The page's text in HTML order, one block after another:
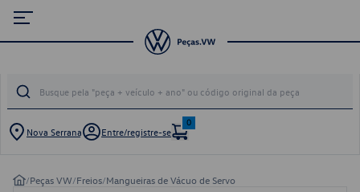
Nova Serrana Entre/registre-se
0
/Peças VW/Freios/Mangueiras de Vácuo de Servo